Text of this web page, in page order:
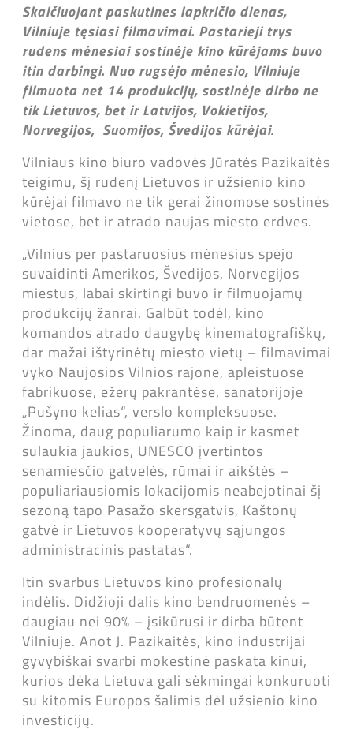
Skaičiuojant paskutines lapkričio dienas,
Vilniuje tęsiasi filmavimai. Pastarieji trys
rudens mėnesiai sostinėje kino kūrėjams buvo
itin darbingi. Nuo rugsėjo mėnesio, Vilniuje
filmuota net 14 produkcijų, sostinėje dirbo ne
tik Lietuvos, bet ir Latvijos, Vokietijos,
Norvegijos, Suomijos, Švedijos kūrėjai.
Vilniaus kino biuro vadovės Jūratės Pazikaitės
teigimu, šį rudenį Lietuvos ir užsienio kino
kūrėjai filmavo ne tik gerai žinomose sostinės
vietose, bet ir atrado naujas miesto erdves.
„Vilnius per pastaruosius mėnesius spėjo
suvaidinti Amerikos, Švedijos, Norvegijos
miestus, labai skirtingi buvo ir filmuojamų
produkcijų žanrai. Galbūt todėl, kino
komandos atrado daugybę kinematografiškų,
dar mažai ištyrinėtų miesto vietų – filmavimai
vyko Naujosios Vilnios rajone, apleistuose
fabrikuose, ežerų pakrantėse, sanatorijoje
„Pušyno kelias“, verslo kompleksuose.
Žinoma, daug populiarumo kaip ir kasmet
sulaukia jaukios, UNESCO įvertintos
senamiesčio gatvelės, rūmai ir aikštės –
populiariausiomis lokacijomis neabejotinai šį
sezoną tapo Pasažo skersgatvis, Kaštonų
gatvė ir Lietuvos kooperatyvų sąjungos
administracinis pastatas“.
Itin svarbus Lietuvos kino profesionalų
indėlis. Didžioji dalis kino bendruomenės –
daugiau nei 90% – įsikūrusi ir dirba būtent
Vilniuje. Anot J. Pazikaitės, kino industrijai
gyvybiškai svarbi mokestinė paskata kinui,
kurios dėka Lietuva gali sėkmingai konkuruoti
su kitomis Europos šalimis dėl užsienio kino
investicijų.